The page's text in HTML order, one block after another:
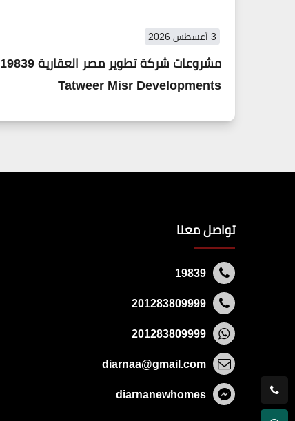
3 أغسطس 2026
مشروعات شركة تطوير مصر العقارية 19839
Tatweer Misr Developments
تواصل معنا
19839
201283809999
201283809999
diarnaa@gmail.com
diarnanewhomes